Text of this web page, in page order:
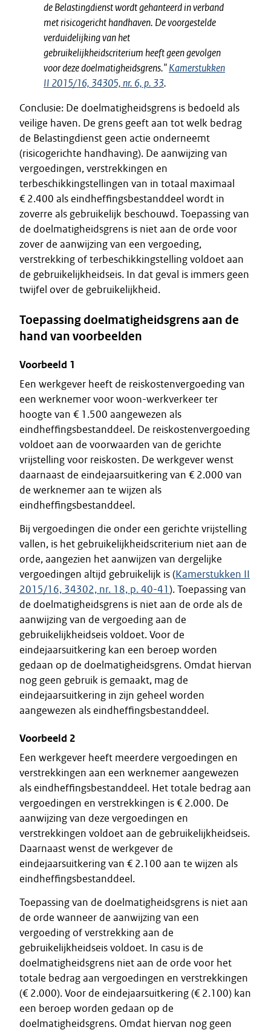
de Belastingdienst wordt gehanteerd in verband
met risicogericht handhaven. De voorgestelde
verduidelijking van het
gebruikelijkheidscriterium heeft geen gevolgen
voor deze doelmatigheidsgrens."Kamerstukken
II 2015/16, 34305, nr. 6, p. 33.
Conclusie: De doelmatigheidsgrens is bedoeld als
veilige haven. De grens geeft aan tot welk bedrag
de Belastingdienst geen actie onderneemt
(risicogerichte handhaving). De aanwijzing van
vergoedingen, verstrekkingen en
terbeschikkingstellingen van in totaal maximaal
€ 2.400 als eindheffingsbestanddeel wordt in
zoverre als gebruikelijk beschouwd. Toepassing van
de doelmatigheidsgrens is niet aan de orde voor
zover de aanwijzing van een vergoeding,
verstrekking of terbeschikkingstelling voldoet aan
de gebruikelijkheidseis. In dat geval is immers geen
twijfel over de gebruikelijkheid.
Toepassing doelmatigheidsgrens aan de
hand van voorbeelden
Voorbeeld 1
Een werkgever heeft de reiskostenvergoeding van
een werknemer voor woon-werkverkeer ter
hoogte van € 1.500 aangewezen als
eindheffingsbestanddeel. De reiskostenvergoeding
voldoet aan de voorwaarden van de gerichte
vrijstelling voor reiskosten. De werkgever wenst
daarnaast de eindejaarsuitkering van € 2.000 van
de werknemer aan te wijzen als
eindheffingsbestanddeel.
Bij vergoedingen die onder een gerichte vrijstelling
vallen, is het gebruikelijkheidscriterium niet aan de
orde, aangezien het aanwijzen van dergelijke
vergoedingen altijd gebruikelijk is (Kamerstukken II
2015/16, 34302, nr. 18, p. 40-41). Toepassing van
de doelmatigheidsgrens is niet aan de orde als de
aanwijzing van de vergoeding aan de
gebruikelijkheidseis voldoet. Voor de
eindejaarsuitkering kan een beroep worden
gedaan op de doelmatigheidsgrens. Omdat hiervan
nog geen gebruik is gemaakt, mag de
eindejaarsuitkering in zijn geheel worden
aangewezen als eindheffingsbestanddeel.
Voorbeeld 2
Een werkgever heeft meerdere vergoedingen en
verstrekkingen aan een werknemer aangewezen
als eindheffingsbestanddeel. Het totale bedrag aan
vergoedingen en verstrekkingen is € 2.000. De
aanwijzing van deze vergoedingen en
verstrekkingen voldoet aan de gebruikelijkheidseis.
Daarnaast wenst de werkgever de
eindejaarsuitkering van € 2.100 aan te wijzen als
eindheffingsbestanddeel.
Toepassing van de doelmatigheidsgrens is niet aan
de orde wanneer de aanwijzing van een
vergoeding of verstrekking aan de
gebruikelijkheidseis voldoet. In casu is de
doelmatigheidsgrens niet aan de orde voor het
totale bedrag aan vergoedingen en verstrekkingen
(€ 2.000). Voor de eindejaarsuitkering (€ 2.100) kan
een beroep worden gedaan op de
doelmatigheidsgrens. Omdat hiervan nog geen